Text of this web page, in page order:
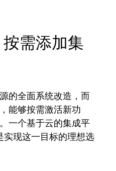
需添加集
的全面系统改造，而
能够按需激活新功
一个基于云的集成平
实现这一目标的理想选